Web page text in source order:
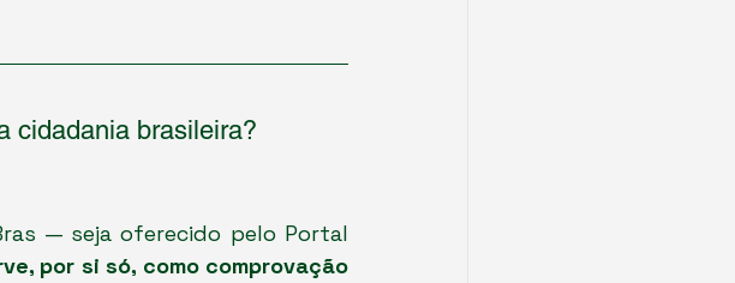
cidadania brasileira?
— seja oferecido pelo Portal
por si só, como comprovação